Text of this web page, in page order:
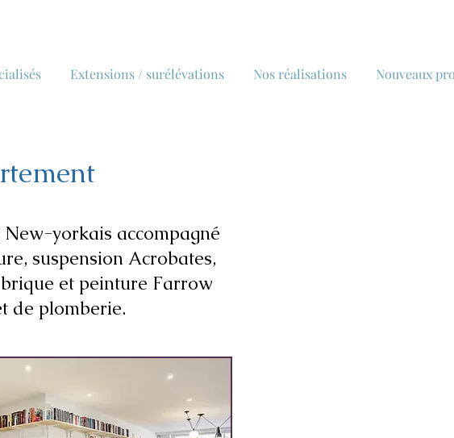
Extensions / surélévations Nos réalisations Nouveaux
yorkais accompagné
suspension Acrobates,
et peinture Farrow
de plomberie.